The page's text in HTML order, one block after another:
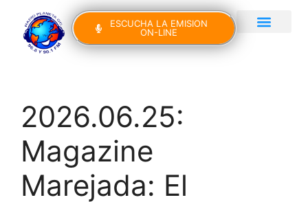
ESCUCHA LA EMISION
ON-LINE
2026.06.25:
Magazine
Marejada: El